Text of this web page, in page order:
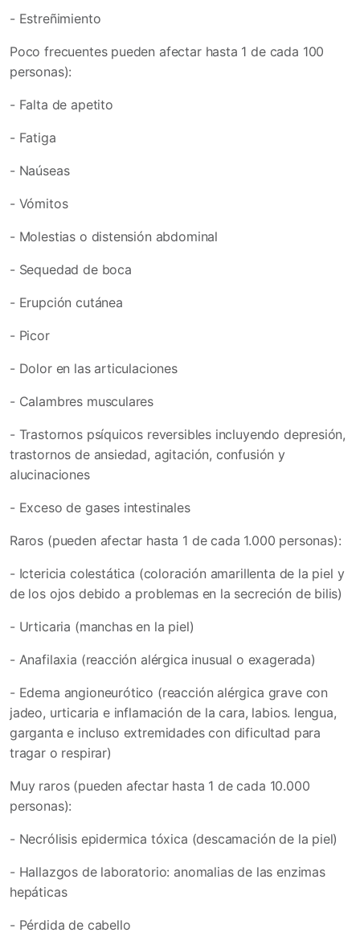
- Estreñimiento
Poco frecuentes pueden afectar hasta 1 de cada 100
personas):
- Falta de apetito
- Fatiga
- Naúseas
- Vómitos
- Molestias o distensión abdominal
- Sequedad de boca
- Erupción cutánea
- Picor
- Dolor en las articulaciones
- Calambres musculares
- Trastornos psíquicos reversibles incluyendo depresión,
trastornos de ansiedad, agitación, confusión y
alucinaciones
- Exceso de gases intestinales
Raros (pueden afectar hasta 1 de cada 1.000 personas):
- Ictericia colestática (coloración amarillenta de la piel y
de los ojos debido a problemas en la secreción de bilis)
- Urticaria (manchas en la piel)
- Anafilaxia (reacción alérgica inusual o exagerada)
- Edema angioneurótico (reacción alérgica grave con
jadeo, urticaria e inflamación de la cara, labios. lengua,
garganta e incluso extremidades con dificultad para
tragar o respirar)
Muy raros (pueden afectar hasta 1 de cada 10.000
personas):
- Necrólisis epidermica tóxica (descamación de la piel)
- Hallazgos de laboratorio: anomalias de las enzimas
hepáticas
- Pérdida de cabello